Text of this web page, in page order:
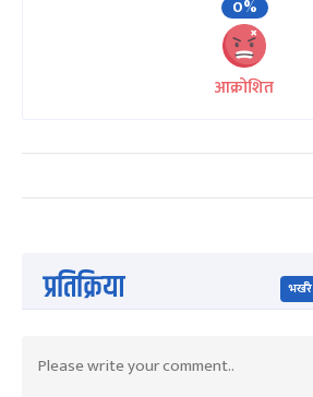
0%
आक्रोशित
प्रतिक्रिया भर्खरै